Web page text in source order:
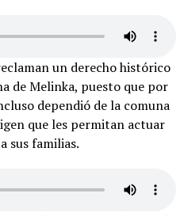
un derecho histórico
de Melinka, puesto que por
dependió de la comuna
que les permitan actuar
sus familias.